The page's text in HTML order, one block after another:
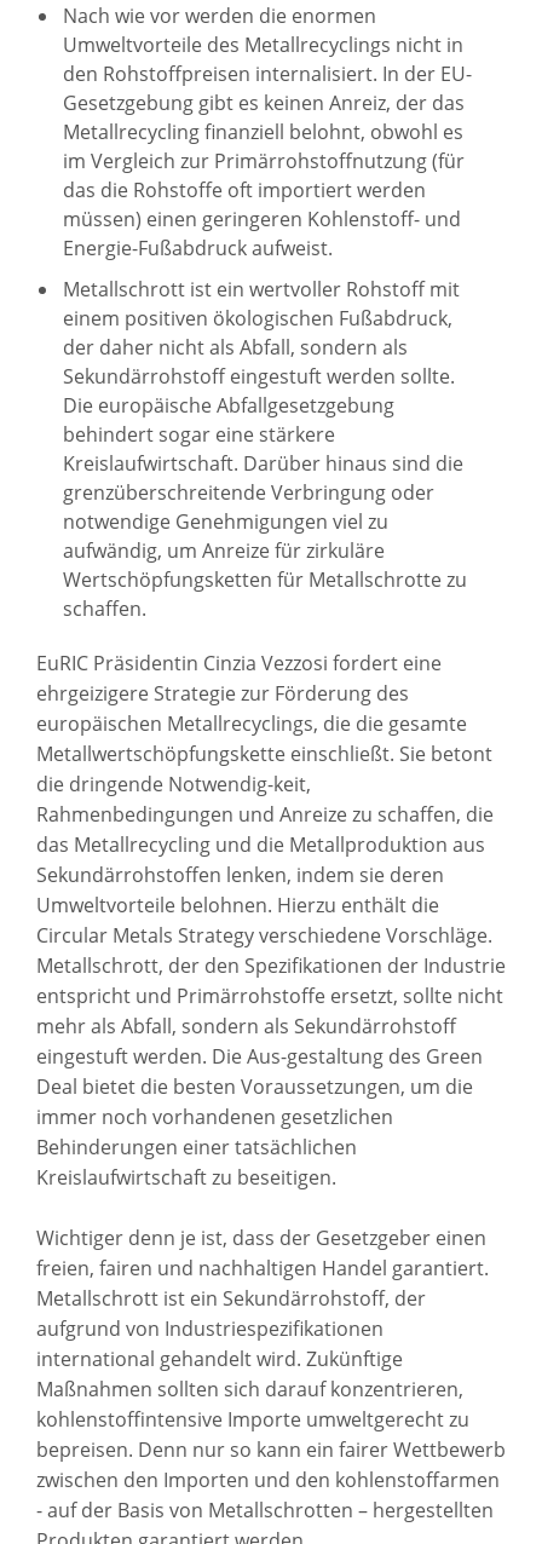
Nach wie vor werden die enormen
Umweltvorteile des Metallrecyclings nicht in
den Rohstoffpreisen internalisiert. In der EU-
Gesetzgebung gibt es keinen Anreiz, der das
Metallrecycling finanziell belohnt, obwohl es
im Vergleich zur Primärrohstoffnutzung (für
das die Rohstoffe oft importiert werden
müssen) einen geringeren Kohlenstoff- und
Energie-Fußabdruck aufweist.
Metallschrott ist ein wertvoller Rohstoff mit
einem positiven ökologischen Fußabdruck,
der daher nicht als Abfall, sondern als
Sekundärrohstoff eingestuft werden sollte.
Die europäische Abfallgesetzgebung
behindert sogar eine stärkere
Kreislaufwirtschaft. Darüber hinaus sind die
grenzüberschreitende Verbringung oder
notwendige Genehmigungen viel zu
aufwändig, um Anreize für zirkuläre
Wertschöpfungsketten für Metallschrotte zu
schaffen.
EuRIC Präsidentin Cinzia Vezzosi fordert eine
ehrgeizigere Strategie zur Förderung des
europäischen Metallrecyclings, die die gesamte
Metallwertschöpfungskette einschließt. Sie betont
die dringende Notwendig-keit,
Rahmenbedingungen und Anreize zu schaffen, die
das Metallrecycling und die Metallproduktion aus
Sekundärrohstoffen lenken, indem sie deren
Umweltvorteile belohnen. Hierzu enthält die
Circular Metals Strategy verschiedene Vorschläge.
Metallschrott, der den Spezifikationen der Industrie
entspricht und Primärrohstoffe ersetzt, sollte nicht
mehr als Abfall, sondern als Sekundärrohstoff
eingestuft werden. Die Aus-gestaltung des Green
Deal bietet die besten Voraussetzungen, um die
immer noch vorhandenen gesetzlichen
Behinderungen einer tatsächlichen
Kreislaufwirtschaft zu beseitigen.
Wichtiger denn je ist, dass der Gesetzgeber einen
freien, fairen und nachhaltigen Handel garantiert.
Metallschrott ist ein Sekundärrohstoff, der
aufgrund von Industriespezifikationen
international gehandelt wird. Zukünftige
Maßnahmen sollten sich darauf konzentrieren,
kohlenstoffintensive Importe umweltgerecht zu
bepreisen. Denn nur so kann ein fairer Wettbewerb
zwischen den Importen und den kohlenstoffarmen
- auf der Basis von Metallschrotten – hergestellten